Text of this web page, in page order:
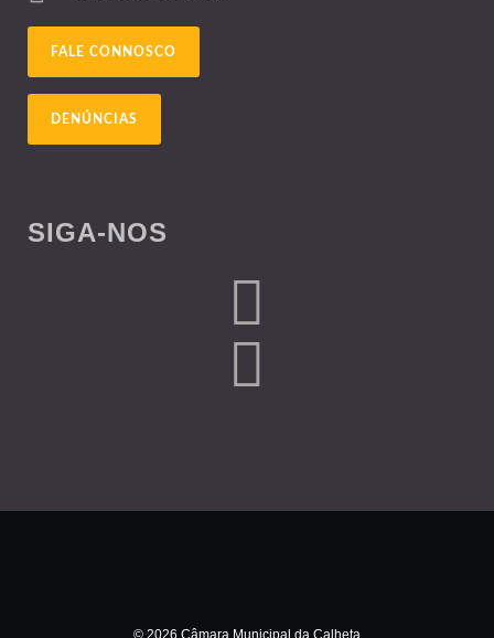
FALE CONNOSCO
DENÚNCIAS
SIGA-NOS
© 2026 Câmara Municipal da Calheta